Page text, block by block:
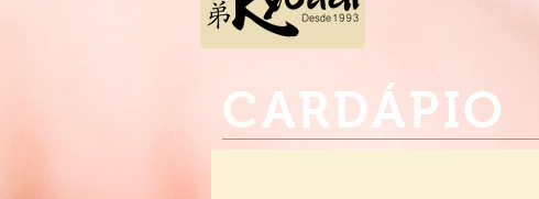
CARDÁPIO